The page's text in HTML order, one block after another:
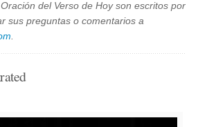
del Verso de Hoy son escritos por
sus preguntas o comentarios a